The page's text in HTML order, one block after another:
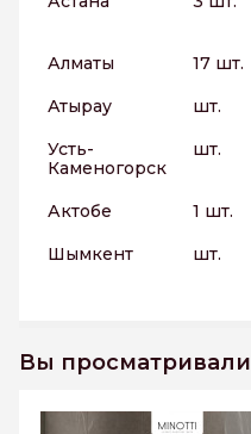
Алматы
17 шт.
Атырау
шт.
Усть-
Каменогорск
шт.
Актобе
1 шт.
Шымкент
шт.
Вы просматривали